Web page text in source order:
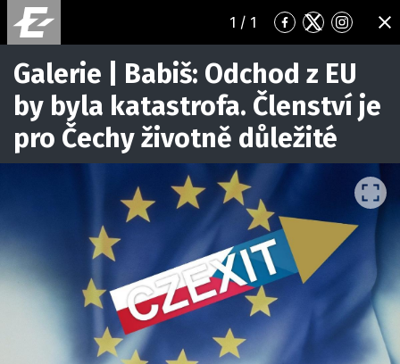
1 / 1
Přejít
na
Facebook
Přejít
na
Twitter
Přejít
na
Galerie | Babiš: Odchod z EU
by byla katastrofa. Členství je
pro Čechy životně důležité